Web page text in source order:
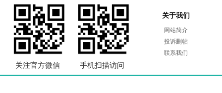
关注官方微信 手机扫描访问
关于我们
网站简介
投诉删帖
联系我们